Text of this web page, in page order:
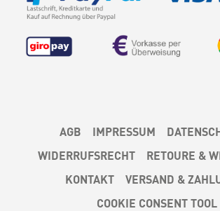
AGB IMPRESSUM
WIDERRUFSRECHT
RETOURE &
KONTAKT
VERSAND &
COOKIE CONSENT TOOL